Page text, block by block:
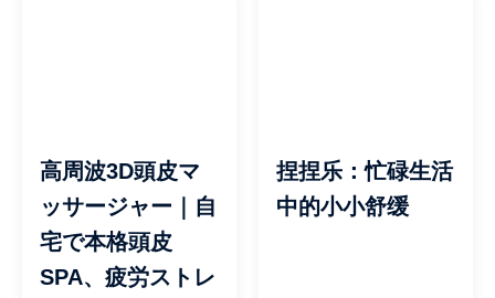
高周波3D頭皮マ
ッサージャー｜自
宅で本格頭皮
SPA、疲労ストレ
捏捏乐：忙碌生活
中的小小舒缓